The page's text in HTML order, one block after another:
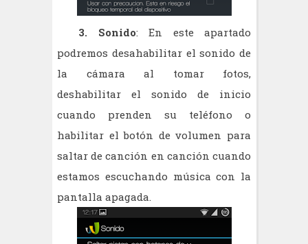
3. Sonido: En este apartado
podremos desahabilitar el sonido de
la cámara al tomar fotos,
deshabilitar el sonido de inicio
cuando prenden su teléfono o
habilitar el botón de volumen para
saltar de canción en canción cuando
estamos escuchando música con la
pantalla apagada.